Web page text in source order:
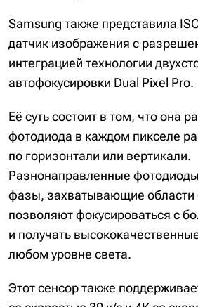
Samsung также представила
датчик изображения с
интеграцией технологии
автофокусировки Dual Pixel Pro.
Её суть состоит в том, что она
фотодиода в каждом пикселе
по горизонтали или вертикали.
Разнонаправленные
фазы, захватывающие области
позволяют фокусироваться с
и получать
любом уровне света.
Этот сенсор также